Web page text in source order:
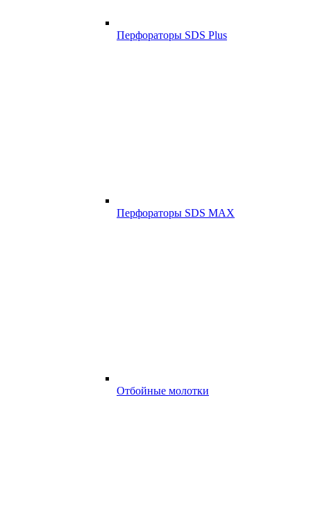
Перфораторы SDS Plus
Перфораторы SDS MAX
Отбойные молотки